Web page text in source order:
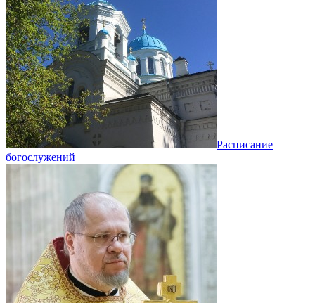
Расписание
богослужений